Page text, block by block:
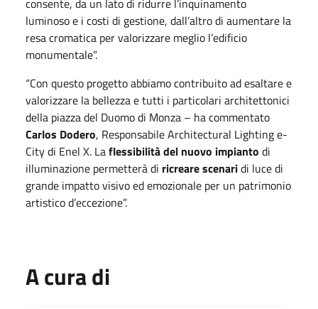
consente, da un lato di ridurre l’inquinamento
luminoso e i costi di gestione, dall’altro di aumentare la
resa cromatica per valorizzare meglio l’edificio
monumentale”.
“Con questo progetto abbiamo contribuito ad esaltare e
valorizzare la bellezza e tutti i particolari architettonici
della piazza del Duomo di Monza – ha commentato
Carlos Dodero, Responsabile Architectural Lighting e-
City di Enel X. Laflessibilità del nuovo impianto di
illuminazione permetterà di ricreare scenaridi luce di
grande impatto visivo ed emozionale per un patrimonio
artistico d’eccezione”.
A cura di